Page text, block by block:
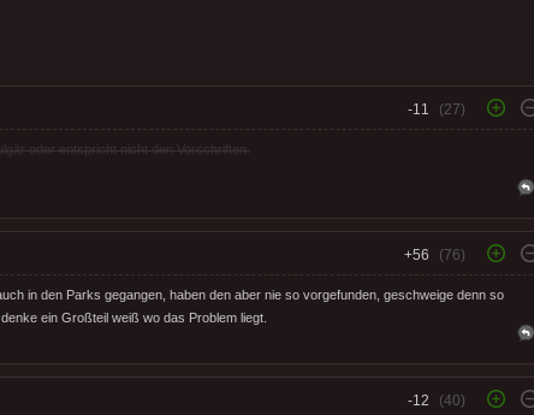
-11 (27)
oder entspricht nicht den Vorschriften.
+56 (76)
in den Parks gegangen, haben den aber nie so vorgefunden, geschweige denn so
ein Großteil weiß wo das Problem liegt.
-12 (40)